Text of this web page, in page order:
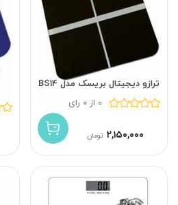
ترازو دیجیتال بریسک مدل BS14
0 از 0 رای
۲,۱۵۰,۰۰۰ تومان